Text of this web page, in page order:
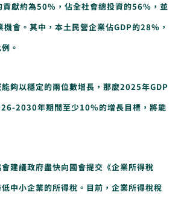
貢獻約為50%，佔全社會總投資的56%，並
會。其中，本土民營企業佔GDP的28%，
。
夠以穩定的兩位數增長，那麼2025年GDP
2030年期間至少10%的增長目標，將能
建議政府盡快向國會提交《企業所得稅
中小企業的所得稅。目前，企業所得稅稅